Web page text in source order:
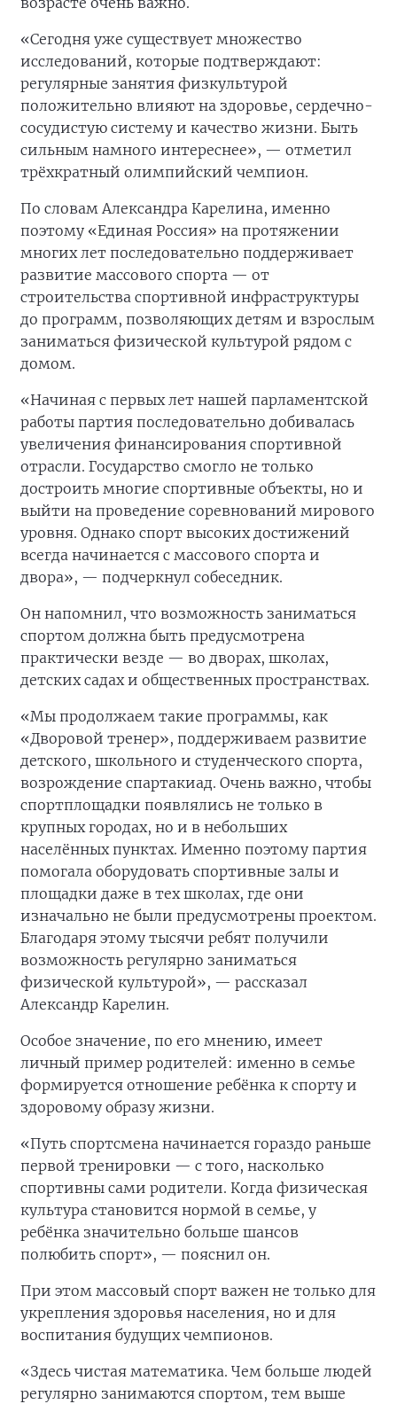
«Сегодня уже существует множество
исследований, которые подтверждают:
регулярные занятия физкультурой
положительно влияют на здоровье, сердечно-
сосудистую систему и качество жизни. Быть
сильным намного интереснее», — отметил
трёхкратный олимпийский чемпион.
По словам Александра Карелина, именно
поэтому «Единая Россия» на протяжении
многих лет последовательно поддерживает
развитие массового спорта — от
строительства спортивной инфраструктуры
до программ, позволяющих детям и взрослым
заниматься физической культурой рядом с
домом.
«Начиная с первых лет нашей парламентской
работы партия последовательно добивалась
увеличения финансирования спортивной
отрасли. Государство смогло не только
достроить многие спортивные объекты, но и
выйти на проведение соревнований мирового
уровня. Однако спорт высоких достижений
всегда начинается с массового спорта и
двора», — подчеркнул собеседник.
Он напомнил, что возможность заниматься
спортом должна быть предусмотрена
практически везде — во дворах, школах,
детских садах и общественных пространствах.
«Мы продолжаем такие программы, как
«Дворовой тренер», поддерживаем развитие
детского, школьного и студенческого спорта,
возрождение спартакиад. Очень важно, чтобы
спортплощадки появлялись не только в
крупных городах, но и в небольших
населённых пунктах. Именно поэтому партия
помогала оборудовать спортивные залы и
площадки даже в тех школах, где они
изначально не были предусмотрены проектом.
Благодаря этому тысячи ребят получили
возможность регулярно заниматься
физической культурой», — рассказал
Александр Карелин.
Особое значение, по его мнению, имеет
личный пример родителей: именно в семье
формируется отношение ребёнка к спорту и
здоровому образу жизни.
«Путь спортсмена начинается гораздо раньше
первой тренировки — с того, насколько
спортивны сами родители. Когда физическая
культура становится нормой в семье, у
ребёнка значительно больше шансов
полюбить спорт», — пояснил он.
При этом массовый спорт важен не только для
укрепления здоровья населения, но и для
воспитания будущих чемпионов.
«Здесь чистая математика. Чем больше людей
регулярно занимаются спортом, тем выше